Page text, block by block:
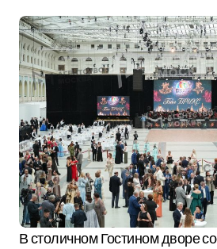
В столичном Гостином дворе состоялся